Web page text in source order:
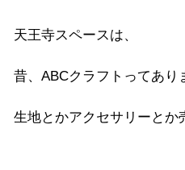
天王寺スペースは、
昔、ABCクラフトってあり
生地とかアクセサリーとか